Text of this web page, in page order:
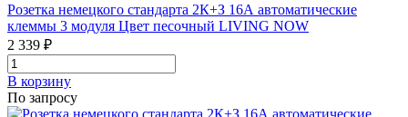
Розетка немецкого стандарта 2К+З 16А автоматические
клеммы 3 модуля Цвет песочный LIVING NOW
2 339 ₽
В корзинy
По запросу